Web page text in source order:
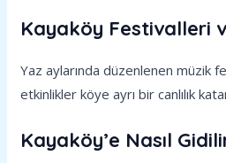
Kayaköy Festivalleri
Yaz aylarında düzenlenen müzik
etkinlikler köye ayrı bir canlılık
Kayaköy’e Nasıl